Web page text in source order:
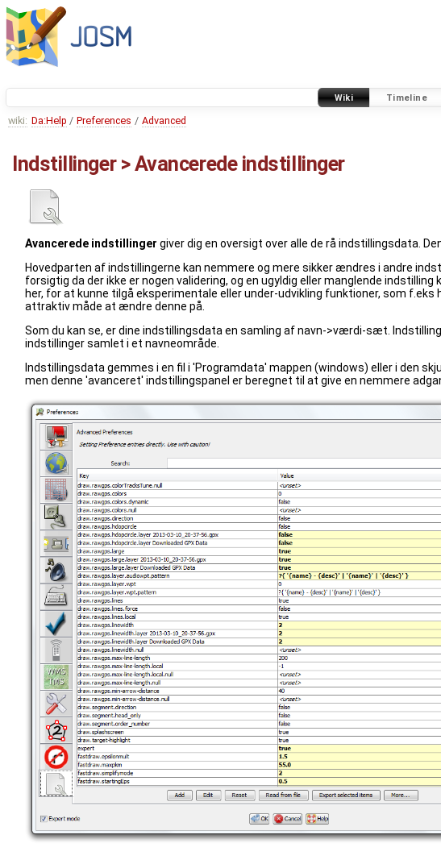
Wiki Timeline
wiki: Da:Help / Preferences / Advanced
Indstillinger > Avancerede indstillinger
Avancerede indstillinger giver dig en oversigt over alle de rå indstillingsdata.
Hovedparten af indstillingerne kan nemmere og mere sikker ændres i andre
forsigtig da der ikke er nogen validering, og en ugyldig eller manglende
her, for at kunne tilgå eksperimentale eller under-udvikling funktioner, som
attraktiv måde at ændre denne på.
Som du kan se, er dine indstillingsdata en samling af navn->værdi-sæt.
indstillinger samlet i et navneområde.
Indstillingsdata gemmes i en fil i 'Programdata' mappen (windows) eller i den
men denne 'avanceret' indstillingspanel er beregnet til at give en nemmere